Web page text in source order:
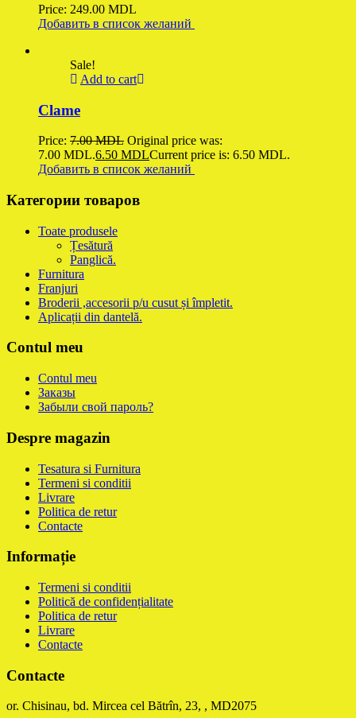
Price: 249.00 MDL
Добавить в список желаний
Sale!
Add to cart
Clame
Price: 7.00MDL Original price was:
7.00 MDL.6.50 MDLCurrent price is: 6.50 MDL.
Добавить в список желаний
Категории товаров
Toate produsele
Țesătură
Panglică.
Furnitura
Franjuri
Broderii ,accesorii p/u cusut și împletit.
Aplicații din dantelă.
Contul meu
Contul meu
Заказы
Забыли свой пароль?
Despre magazin
Tesatura si Furnitura
Termeni si conditii
Livrare
Politica de retur
Contacte
Informație
Termeni si conditii
Politică de confidențialitate
Politica de retur
Livrare
Contacte
Contacte
or. Chisinau, bd. Mircea cel Bătrîn, 23, , MD2075